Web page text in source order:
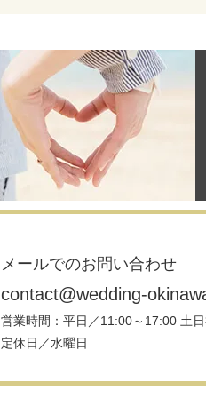
メールでのお問い合わせ
contact@wedding-
営業時間：平日／11:00～17:00 土
定休日／水曜日